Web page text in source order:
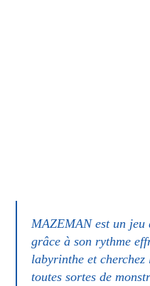
MAZEMAN est un
grâce à son rythme
labyrinthe et
toutes sortes de